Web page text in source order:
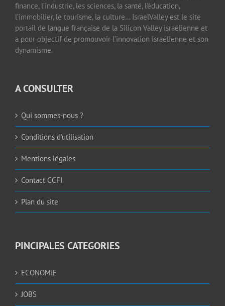
finance, l’industrie, les sciences, la santé, l’éducation,
l’immobilier, le tourisme, la culture… IsraelValley est le site
portail de langue française de la Silicon Valley israélienne et
a pour objectif de promouvoir l’innovation israélienne et son
dynamisme.
A CONSULTER
Qui sommes-nous ?
Conditions d’utilisation
Mentions légales
Contact CCFI
Plan du site
PINCIPALES CATEGORIES
ECONOMIE
JOBS